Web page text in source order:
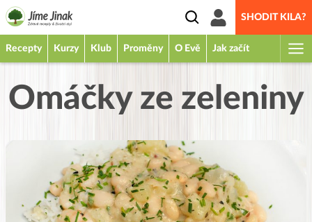
SHODIT KILA?
Recepty Kurzy Klub Proměny O Evě Jak začít
Omáčky ze zeleniny